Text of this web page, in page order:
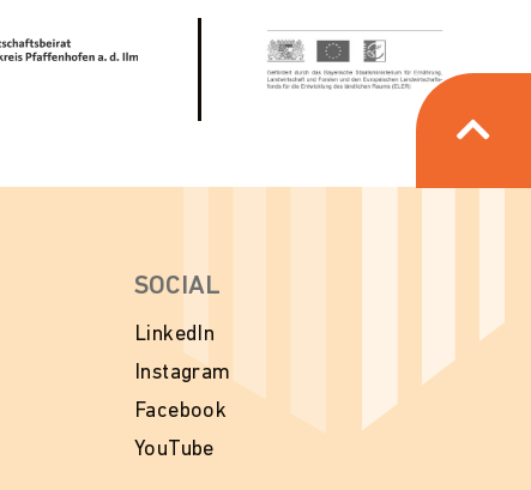
SOCIAL
LinkedIn
Instagram
Facebook
YouTube